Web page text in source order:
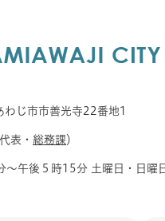
じ市市善光寺22番地1
表・ 総務課）
～午後５時15分 土曜日・日